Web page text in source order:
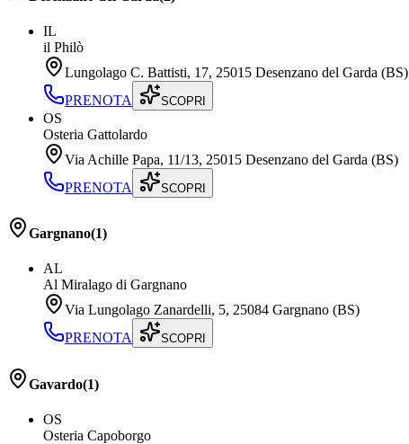
IL
il Philò
Lungolago C. Battisti, 17, 25015 Desenzano del Garda (BS)
PRENOTA
SCOPRI
OS
Osteria Gattolardo
Via Achille Papa, 11/13, 25015 Desenzano del Garda (BS)
PRENOTA
SCOPRI
Gargnano(1)
AL
Al Miralago di Gargnano
Via Lungolago Zanardelli, 5, 25084 Gargnano (BS)
PRENOTA
SCOPRI
Gavardo(1)
OS
Osteria Capoborgo